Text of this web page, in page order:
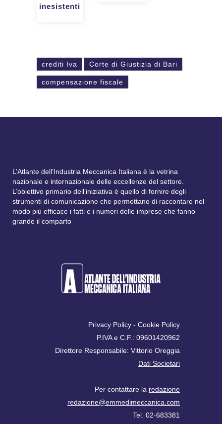
inesistenti
crediti Iva Corte di Giustizia di Bari
compensazione fiscale
L’Atlante dell’Industria Meccanica Italiana è la vetrina
nazionale e internazionale delle eccellenze del settore.
L’obiettivo primario dell’iniziativa è quello di fornire degli
strumenti di comunicazione che permettano di raccontare nel
modo più efficace i fatti e i numeri delle imprese che fanno
grande il comparto
Privacy Policy - Cookie Policy
P.IVA e C.F.: 09601420962
Direttore Responsabile: Vittorio Oreggia
Dati Societari
Per contattare la redazione
redazione@emmedimeccanica.com
Tel. 02-683381